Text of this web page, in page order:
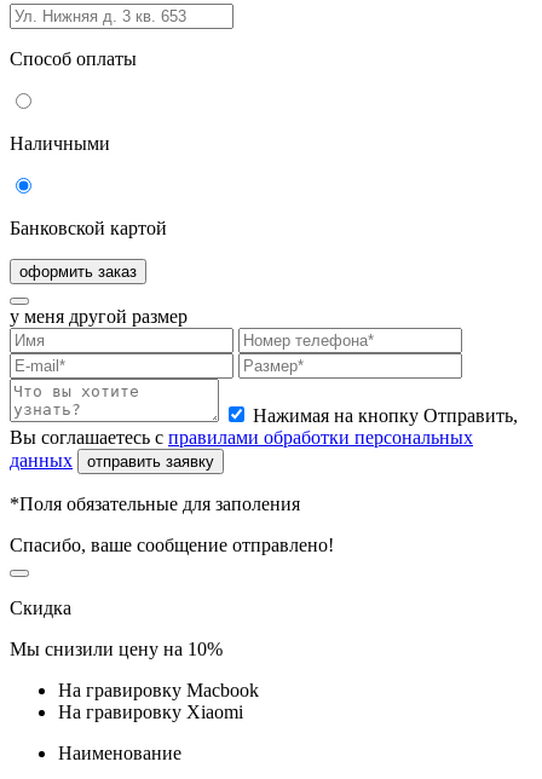
Способ оплаты
Наличными
Банковской картой
оформить заказ
у меня другой размер
Нажимая на кнопку Отправить,
Вы соглашаетесь с правилами обработки персональных
данных
отправить заявку
*Поля обязательные для заполения
Спасибо, ваше сообщение отправлено!
Скидка
Мы снизили цену на 10%
На гравировку Macbook
На гравировку Xiaomi
Наименование